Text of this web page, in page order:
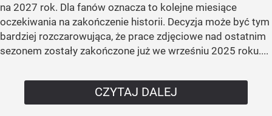
na 2027 rok. Dla fanów oznacza to kolejne miesiące
oczekiwania na zakończenie historii. Decyzja może być tym
bardziej rozczarowująca, że prace zdjęciowe nad ostatnim
sezonem zostały zakończone już we wrześniu 2025 roku....
CZYTAJ DALEJ